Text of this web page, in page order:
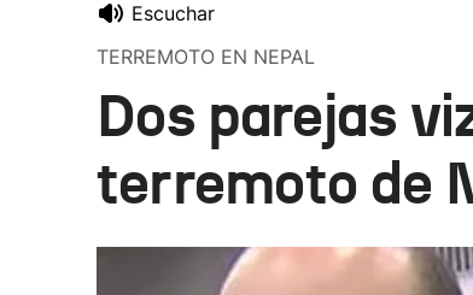
Escuchar
TERREMOTO EN NEPAL
Dos parejas
terremoto de